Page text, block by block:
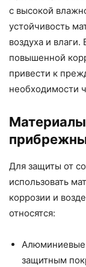
с высокой
устойчивость
воздуха и
повышенной
привести к
необходимости
Для защиты от
использовать
коррозии и
относятся:
Алюминиевые
защитным